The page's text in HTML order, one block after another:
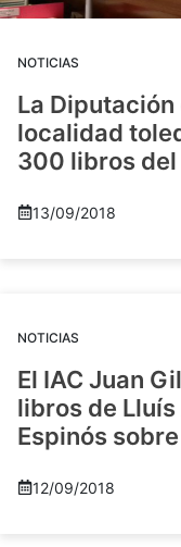
NOTICIAS
La
localidad
300 libros
13/09/2018
NOTICIAS
El IAC Juan
libros de
Espinós
12/09/2018